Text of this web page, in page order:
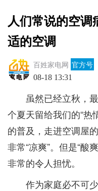
人们常说的空
适的空调
百姓家电网 官方号
08-18 13:31
虽然已经立秋，
个夏天留给我们的“热
的普及，走进空调屋
非常“凉爽”。但是“酸
非常的令人担忧。
作为家庭必不可